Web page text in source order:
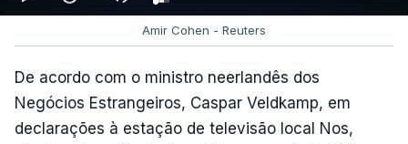
Amir Cohen - Reuters
De acordo com o ministro neerlandês dos
Negócios Estrangeiros, Caspar Veldkamp, em
declarações à estação de televisão local Nos,